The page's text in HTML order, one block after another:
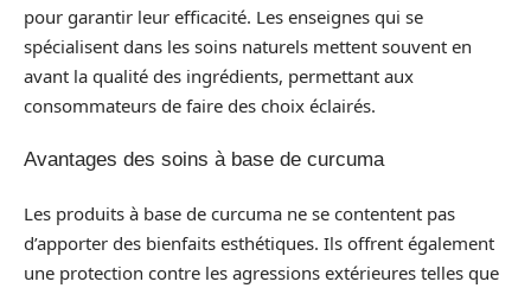
pour garantir leur efficacité. Les enseignes qui se
spécialisent dans les soins naturels mettent souvent en
avant la qualité des ingrédients, permettant aux
consommateurs de faire des choix éclairés.
Avantages des soins à base de curcuma
Les produits à base de curcuma ne se contentent pas
d’apporter des bienfaits esthétiques. Ils offrent également
une protection contre les agressions extérieures telles que